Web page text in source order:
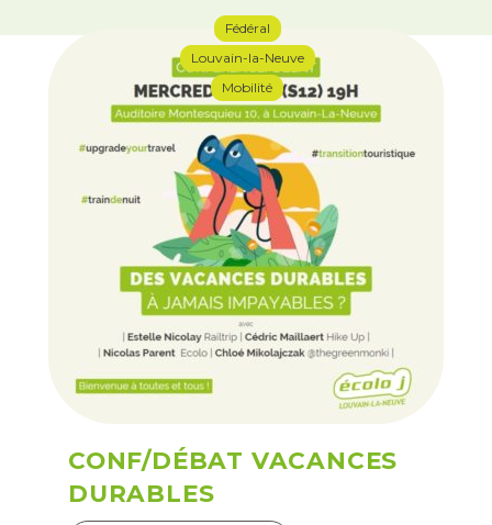
Fédéral
Louvain-la-Neuve
Mobilité
CONF/DÉBAT VACANCES
DURABLES